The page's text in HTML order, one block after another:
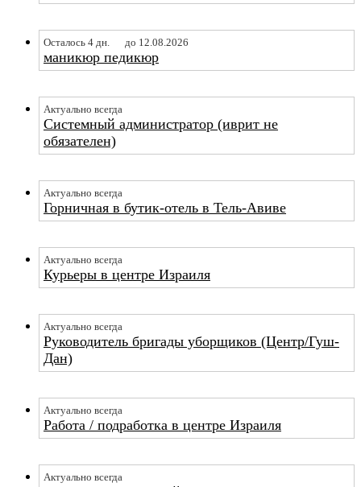
Осталось 4 дн. до 12.08.2026
маникюр педикюр
Актуально всегда
Системный администратор (иврит не
обязателен)
Актуально всегда
Горничная в бутик-отель в Тель-Авиве
Актуально всегда
Курьеры в центре Израиля
Актуально всегда
Руководитель бригады уборщиков (Центр/Гуш-
Дан)
Актуально всегда
Работа / подработка в центре Израиля
Актуально всегда